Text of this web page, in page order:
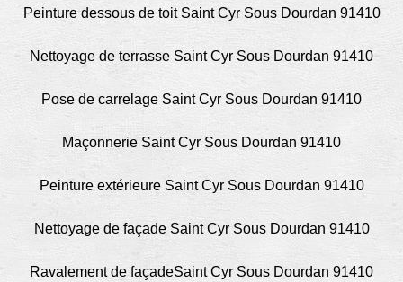
Peinture dessous de toit Saint Cyr Sous Dourdan 91410
Nettoyage de terrasse Saint Cyr Sous Dourdan 91410
Pose de carrelage Saint Cyr Sous Dourdan 91410
Maçonnerie Saint Cyr Sous Dourdan 91410
Peinture extérieure Saint Cyr Sous Dourdan 91410
Nettoyage de façade Saint Cyr Sous Dourdan 91410
Ravalement de façadeSaint Cyr Sous Dourdan 91410